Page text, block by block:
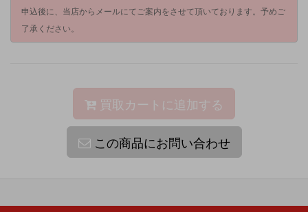
申込後に、当店からメールにてご案内をさせて頂いております。予めご
了承ください。
買取カートに追加する
この商品にお問い合わせ